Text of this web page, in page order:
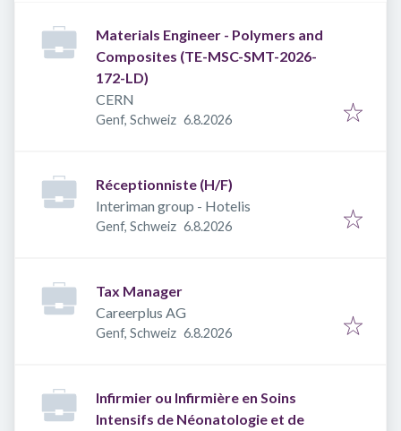
Materials Engineer - Polymers and
Composites (TE-MSC-SMT-2026-
172-LD)
CERN
Genf, Schweiz Veröffentlicht
6.8.2026
Réceptionniste (H/F)
Interiman group - Hotelis
Genf, Schweiz Veröffentlicht
6.8.2026
Tax Manager
Careerplus AG
Genf, Schweiz Veröffentlicht
6.8.2026
Infirmier ou Infirmière en Soins
Intensifs de Néonatologie et de